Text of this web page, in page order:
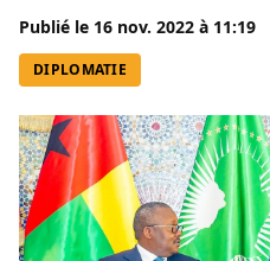
Publié le 16 nov. 2022 à 11:19
DIPLOMATIE